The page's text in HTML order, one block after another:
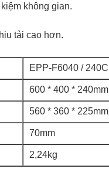
không gian.
tải cao hơn.
EPP-F6040 / 240C
600 * 400 * 240mm
560 * 360 * 225mm
70mm
2,24kg